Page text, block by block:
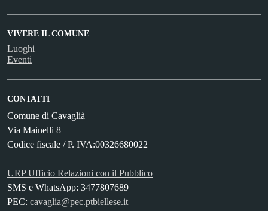
VIVERE IL COMUNE
Luoghi
Eventi
CONTATTI
Comune di Cavaglià
Via Mainelli 8
Codice fiscale / P. IVA:00326680022
URP Ufficio Relazioni con il Pubblico
SMS e WhatsApp: 3477807689
PEC: cavaglia@pec.ptbiellese.it